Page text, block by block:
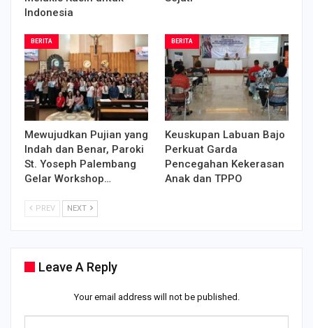
Indonesia
BERITA
Mewujudkan Pujian yang
Indah dan Benar, Paroki
St. Yoseph Palembang
Gelar Workshop…
BERITA
Keuskupan Labuan Bajo
Perkuat Garda
Pencegahan Kekerasan
Anak dan TPPO
PREV NEXT
Leave A Reply
Your email address will not be published.